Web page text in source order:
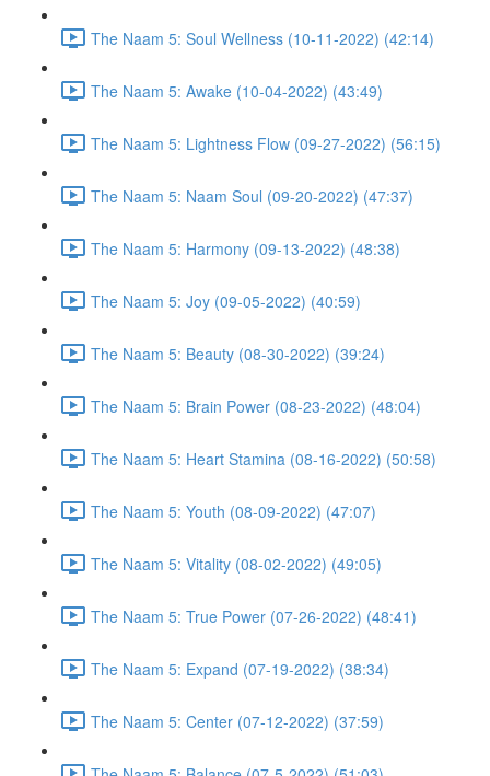
The Naam 5: Soul Wellness (10-11-2022) (42:14)
The Naam 5: Awake (10-04-2022) (43:49)
The Naam 5: Lightness Flow (09-27-2022) (56:15)
The Naam 5: Naam Soul (09-20-2022) (47:37)
The Naam 5: Harmony (09-13-2022) (48:38)
The Naam 5: Joy (09-05-2022) (40:59)
The Naam 5: Beauty (08-30-2022) (39:24)
The Naam 5: Brain Power (08-23-2022) (48:04)
The Naam 5: Heart Stamina (08-16-2022) (50:58)
The Naam 5: Youth (08-09-2022) (47:07)
The Naam 5: Vitality (08-02-2022) (49:05)
The Naam 5: True Power (07-26-2022) (48:41)
The Naam 5: Expand (07-19-2022) (38:34)
The Naam 5: Center (07-12-2022) (37:59)